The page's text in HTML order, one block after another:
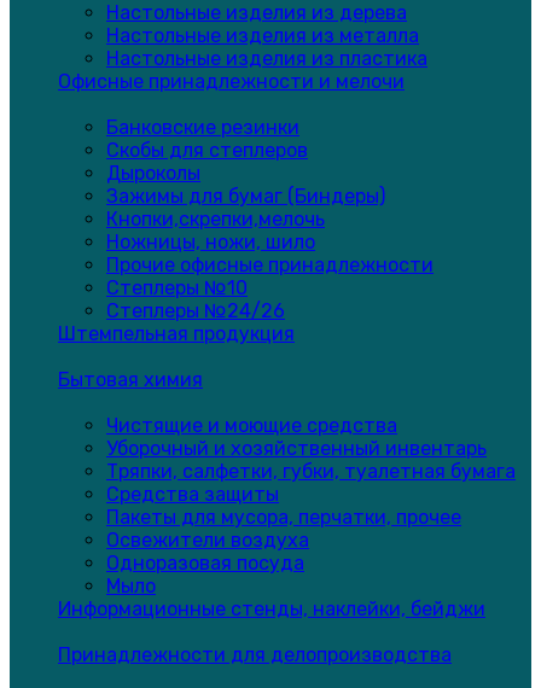
Настольные изделия из дерева
Настольные изделия из металла
Настольные изделия из пластика
Офисные принадлежности и мелочи
Банковские резинки
Скобы для степлеров
Дыроколы
Зажимы для бумаг (Биндеры)
Кнопки,скрепки,мелочь
Ножницы, ножи, шило
Прочие офисные принадлежности
Степлеры №10
Степлеры №24/26
Штемпельная продукция
Бытовая химия
Чистящие и моющие средства
Уборочный и хозяйственный инвентарь
Тряпки, салфетки, губки, туалетная бумага
Средства защиты
Пакеты для мусора, перчатки, прочее
Освежители воздуха
Одноразовая посуда
Мыло
Информационные стенды, наклейки, бейджи
Принадлежности для делопроизводства